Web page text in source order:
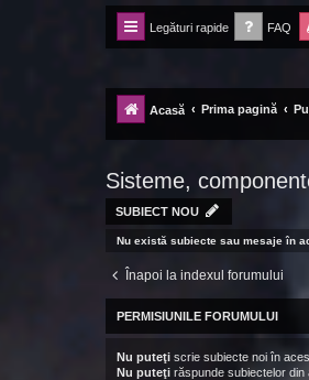
Legături rapide FAQ
Forum
-= Idei pentru viitor =-
Acasă Prima pagină
Sisteme,
SUBIECT NOU
Nu există subiecte sau mesaje în
Înapoi la indexul forumului
PERMISIUNILE FORUMULUI
Nu puteţi scrie subiecte noi în
Nu puteţi răspunde subiectelor din